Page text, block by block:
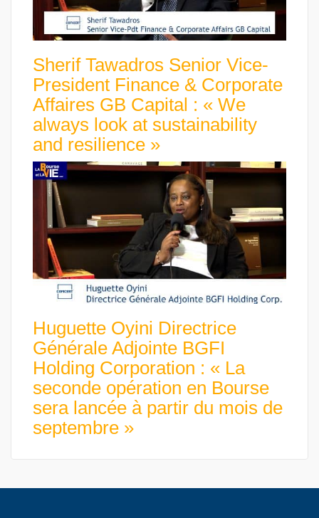
Sherif Tawadros Senior Vice-
President Finance & Corporate
Affaires GB Capital : « We
always look at sustainability
and resilience »
Huguette Oyini Directrice
Générale Adjointe BGFI
Holding Corporation : « La
seconde opération en Bourse
sera lancée à partir du mois de
septembre »